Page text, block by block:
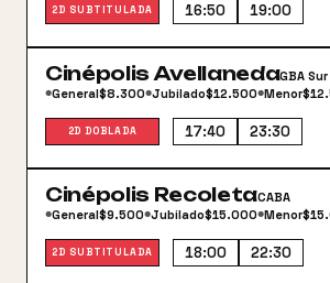
2D SUBTITULADA 16:50 19:00
Cinépolis AvellanedaGBA Sur
●General$8.300●Jubilado$12.500●Menor
2D DOBLADA 17:40 23:30
Cinépolis RecoletaCABA
●General$9.500●Jubilado$15.000●Menor
2D SUBTITULADA 18:00 22:30